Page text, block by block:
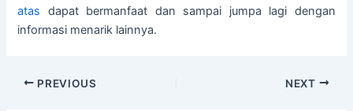
atas dapat bermanfaat dan sampai jumpa lagi dengan
informasi menarik lainnya.
PREVIOUS NEXT